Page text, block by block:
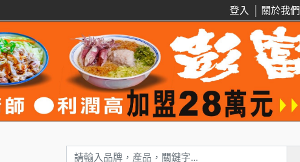
關於我們
登入